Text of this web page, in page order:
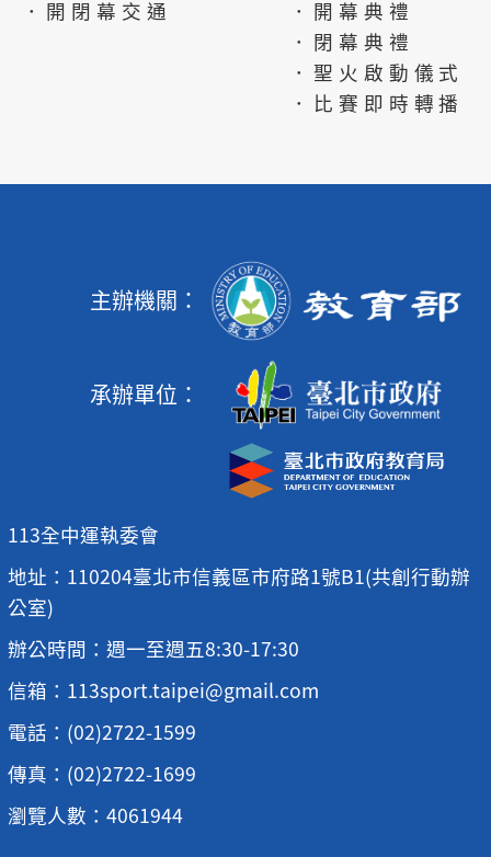
．開閉幕交通
．開幕典禮
．閉幕典禮
．聖火啟動儀式
．比賽即時轉播
主辦機關：
承辦單位：
113全中運執委會
地址：110204臺北市信義區市府路1號B1(共創行動辦
公室)
辦公時間：週一至週五8:30-17:30
信箱：113sport.taipei@gmail.com
電話：(02)2722-1599
傳真：(02)2722-1699
瀏覽人數：4061944